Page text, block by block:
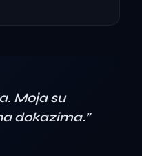
Moja su
dokazima.”